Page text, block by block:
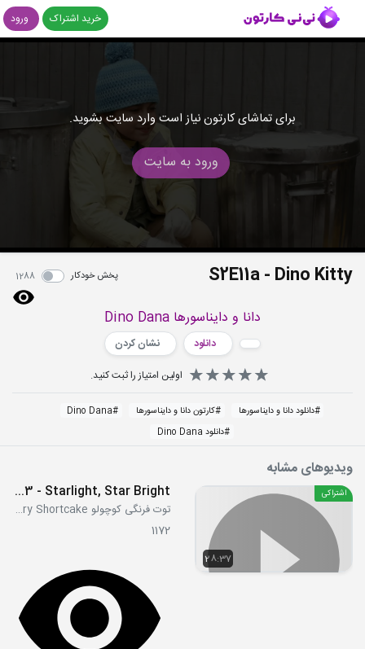
خرید اشتراک ورود
برای تماشای کارتون نیاز است وارد سایت بشوید.
ورود به سایت
S2E11a - Dino Kitty پخش خودکار 1288
دانا و دایناسورها Dino Dana
دانلود
نشان کردن
اولین امتیاز را ثبت کنید.
#دانلود دانا و دایناسورها #کارتون دانا و دایناسورها #
Dino Dana
#دانلود Dino Dana
ویدیوهای مشابه
28:37
اشتراکی S2E03 - Starlight, Star Bright
توت فرنگی کوچولو Strawberry Shortcake
1172